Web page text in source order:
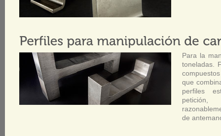
Para la
toneladas.
que
perfiles
de